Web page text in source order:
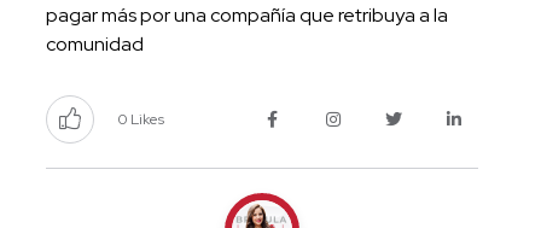
pagar más por una compañía que retribuya a la
comunidad
0 Likes